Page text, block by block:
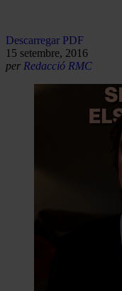
Descarregar PDF
15 setembre, 2016
per Redacció RMC